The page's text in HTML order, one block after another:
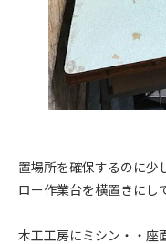
置場所を確保するのに少
ロー作業台を横置きにし
木工工房にミシン・・座